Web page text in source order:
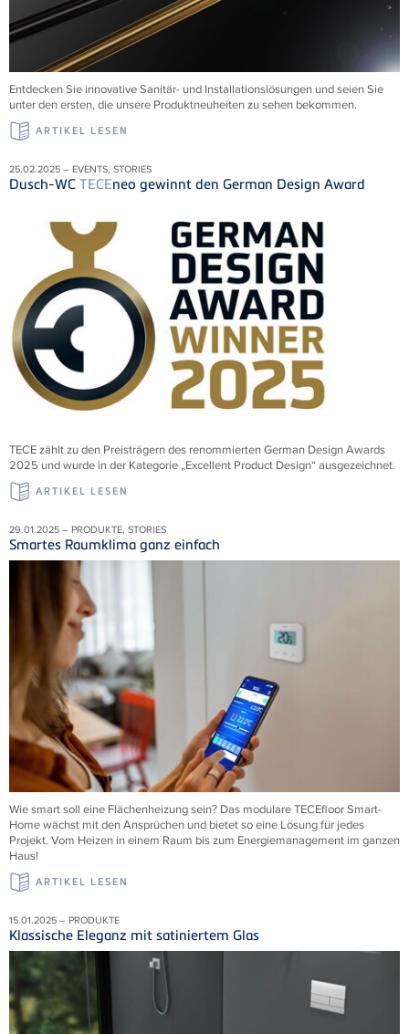
Entdecken Sie innovative Sanitär- und Installationslösungen und seien Sie
unter den ersten, die unsere Produktneuheiten zu sehen bekommen.
ARTIKEL LESEN
25.02.2025 – EVENTS, STORIES
Dusch-WC TECEneo gewinnt den German Design Award
TECE zählt zu den Preisträgern des renommierten German Design Awards
2025 und wurde in der Kategorie „Excellent Product Design“ ausgezeichnet.
ARTIKEL LESEN
29.01.2025 – PRODUKTE, STORIES
Smartes Raumklima ganz einfach
Wie smart soll eine Flächenheizung sein? Das modulareTECEfloor Smart-
Home wächst mit den Ansprüchen und bietet so eine Lösung für jedes
Projekt. Vom Heizen in einem Raum bis zum Energiemanagement im ganzen
Haus!
ARTIKEL LESEN
15.01.2025 – PRODUKTE
Klassische Eleganz mit satiniertem Glas